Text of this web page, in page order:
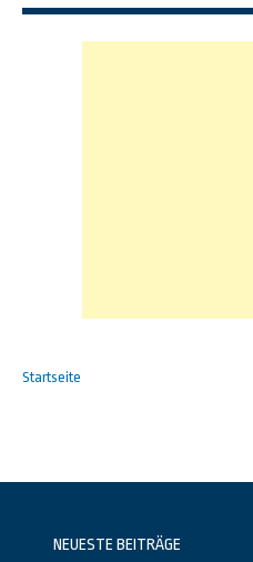
Startseite
NEUESTE BEITRÄGE